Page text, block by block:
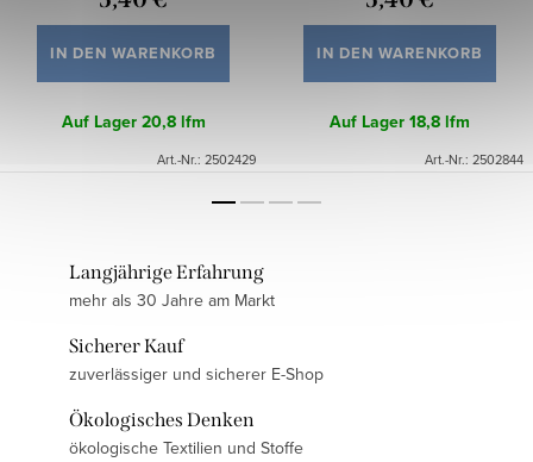
IN DEN WARENKORB
Auf Lager 20,8 lfm
Art.-Nr.: 2502429
IN DEN WARENKORB
Auf Lager 18,8 lfm
Art.-Nr.: 2502844
Langjährige Erfahrung
mehr als 30 Jahre am Markt
Sicherer Kauf
zuverlässiger und sicherer E-Shop
Ökologisches Denken
ökologische Textilien und Stoffe